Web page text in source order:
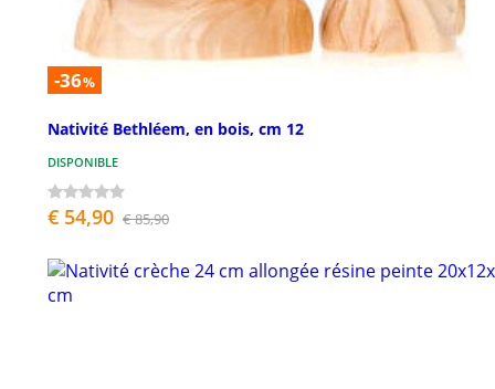
-36%
Nativité Bethléem, en bois, cm 12
DISPONIBLE
€ 54,90 € 85,90